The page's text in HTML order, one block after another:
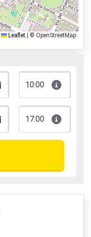
Leaflet © OpenStreetMap
10:00
17:00